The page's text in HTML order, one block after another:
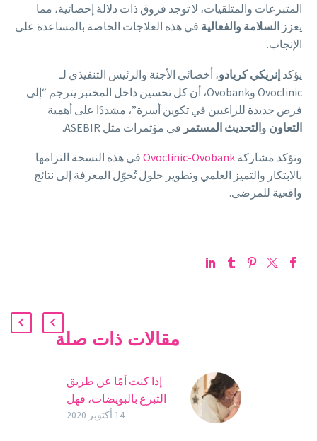
المتبرعات والمتلقيات، لا توجد فروق ذات دلالة إحصائية، مما
يعزز السلامة والفعالية في هذه العلاجات الخاصة بالمساعدة على
الإنجاب.
يؤكد إنريكي كريادو، أخصائي الأجنة والرئيس التنفيذي لـ
Ovoclinic وOvobank، أن كل تحسين داخل المختبر يترجم “إلى
فرص جديدة للراغبين في تكوين أسرة”، مشددًا على أهمية
التعاون والتحديث المستمر في مؤتمرات مثل ASEBIR.
وتؤكد مشاركة Ovoclinic-Ovobank في هذه النسخة التزامها
بالابتكار والتميز العلمي وتطوير حلول تُحوّل المعرفة إلى نتائج
واقعية للمرضى.
مقالات ذات صلة
إذا كنت أمًا عن طريق
التبرع بالبويضات، فهل
الطفل سيشبهني؟
14 أكتوبر 2020